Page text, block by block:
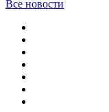
Все новости